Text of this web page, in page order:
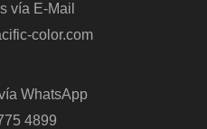
vía E-Mail
color.com
WhatsApp
4899